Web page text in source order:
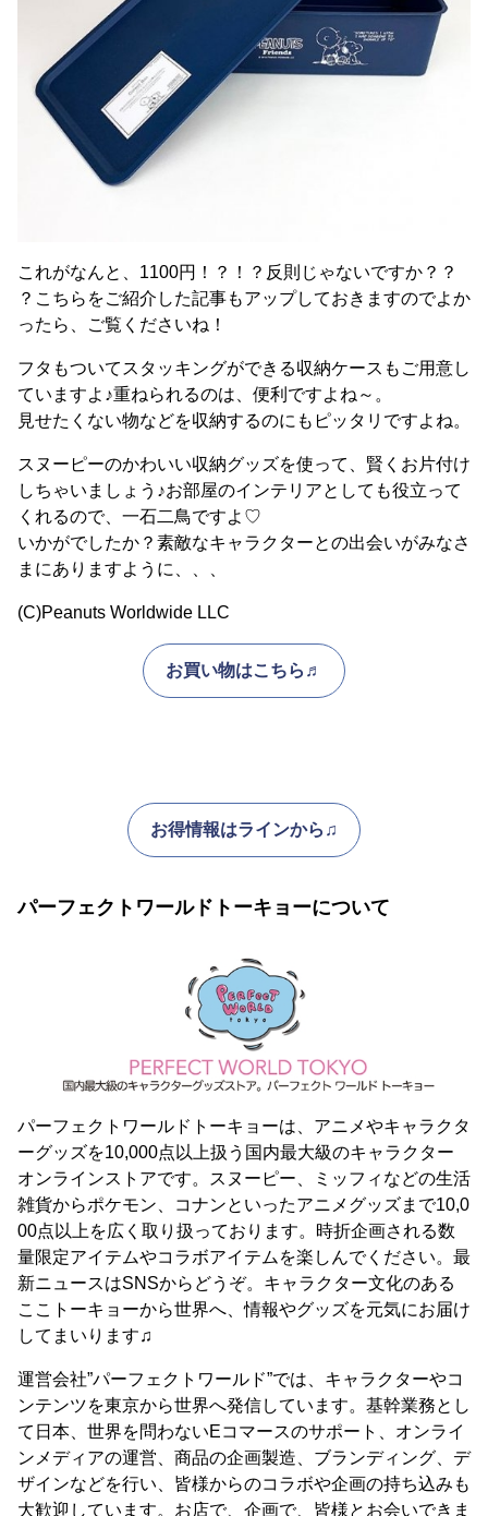
これがなんと、1100円！？！？反則じゃないですか？？
？こちらをご紹介した記事もアップしておきますのでよか
ったら、ご覧くださいね！
フタもついてスタッキングができる収納ケースもご用意し
ていますよ♪重ねられるのは、便利ですよね～。
見せたくない物などを収納するのにもピッタリですよね。
スヌーピーのかわいい収納グッズを使って、賢くお片付け
しちゃいましょう♪お部屋のインテリアとしても役立って
くれるので、一石二鳥ですよ♡
いかがでしたか？素敵なキャラクターとの出会いがみなさ
まにありますように、、、
(C)Peanuts Worldwide LLC
お買い物はこちら♬
お得情報はラインから♫
パーフェクトワールドトーキョーについて
パーフェクトワールドトーキョーは、アニメやキャラクタ
ーグッズを10,000点以上扱う国内最大級のキャラクター
オンラインストアです。スヌーピー、ミッフィなどの生活
雑貨からポケモン、コナンといったアニメグッズまで10,0
00点以上を広く取り扱っております。時折企画される数
量限定アイテムやコラボアイテムを楽しんでください。最
新ニュースはSNSからどうぞ。キャラクター文化のある
ここトーキョーから世界へ、情報やグッズを元気にお届け
してまいります♫
運営会社”パーフェクトワールド”では、キャラクターやコ
ンテンツを東京から世界へ発信しています。基幹業務とし
て日本、世界を問わないEコマースのサポート、オンライ
ンメディアの運営、商品の企画製造、ブランディング、デ
ザインなどを行い、皆様からのコラボや企画の持ち込みも
大歓迎しています。お店で、企画で、皆様とお会いできま